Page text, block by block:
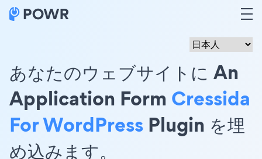
あなたのウェブサイトに An
Application Form Cressida
For WordPress Plugin を埋
め込みます。